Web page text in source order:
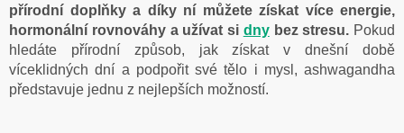
přírodní doplňky a díky ní můžete získat více energie,
hormonální rovnováhy a užívat si dnybez stresu. Pokud
hledáte přírodní způsob, jak získat v dnešní době
víceklidných dní a podpořit své tělo i mysl, ashwagandha
představuje jednu z nejlepších možností.